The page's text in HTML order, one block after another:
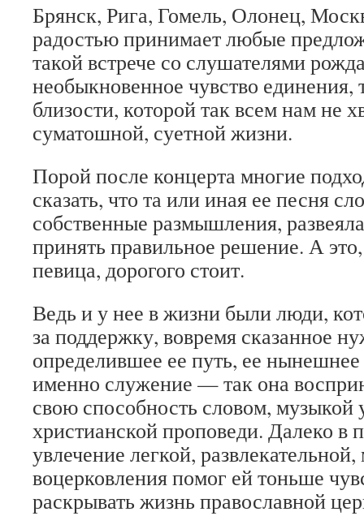
Брянск, Рига, Гомель, Олонец,
радостью принимает любые
такой встрече со слушателями
необыкновенное чувство единения,
близости, которой так всем нам не
суматошной, суетной жизни.
Порой после концерта многие
сказать, что та или иная ее песня
собственные размышления,
принять правильное решение. А
певица, дорогого стоит.
Ведь и у нее в жизни были люди,
за поддержку, вовремя сказанное
определившее ее путь, ее
именно служение — так она
свою способность словом, музыкой
христианской проповеди. Далеко в
увлечение легкой,
воцерковления помог ей тоньше
раскрывать жизнь православной